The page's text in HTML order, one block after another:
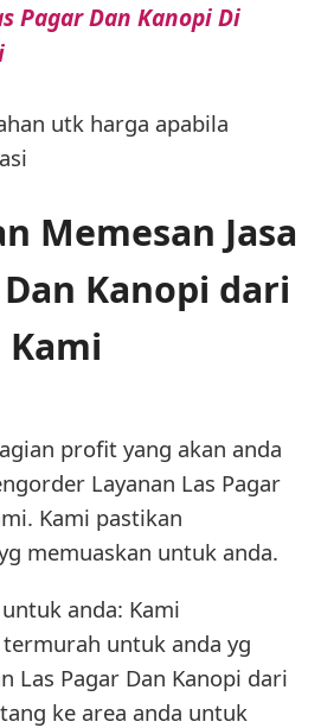
Pagar Dan Kanopi Di
utk harga apabila
Memesan Jasa
Kanopi dari
Kami
profit yang akan anda
Layanan Las Pagar
Kami pastikan
memuaskan untuk anda.
anda: Kami
untuk anda yg
Las Pagar Dan Kanopi dari
ke area anda untuk